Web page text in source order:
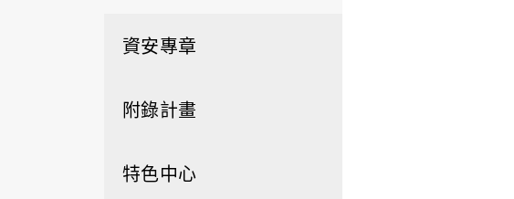
資安專章
附錄計畫
特色中心